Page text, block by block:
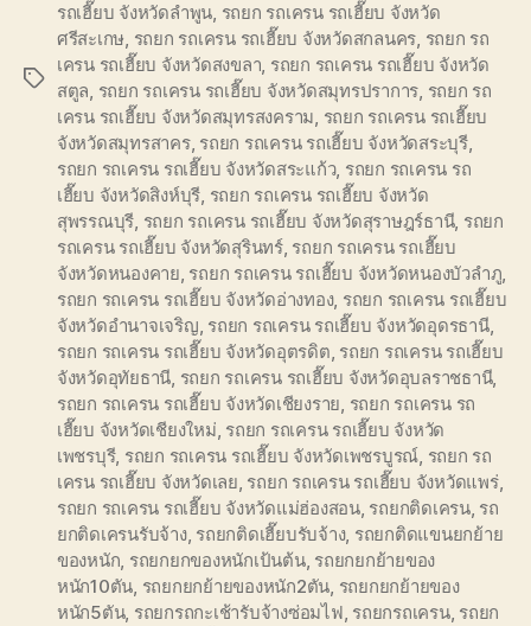
Tags
รถเฮี๊ยบ จังหวัดลำพูน, รถยก รถเครน รถเฮี๊ยบ จังหวัด
ศรีสะเกษ, รถยก รถเครน รถเฮี๊ยบ จังหวัดสกลนคร, รถยก รถ
เครน รถเฮี๊ยบ จังหวัดสงขลา, รถยก รถเครน รถเฮี๊ยบ จังหวัด
สตูล, รถยก รถเครน รถเฮี๊ยบ จังหวัดสมุทรปราการ, รถยก รถ
เครน รถเฮี๊ยบ จังหวัดสมุทรสงคราม, รถยก รถเครน รถเฮี๊ยบ
จังหวัดสมุทรสาคร, รถยก รถเครน รถเฮี๊ยบ จังหวัดสระบุรี,
รถยก รถเครน รถเฮี๊ยบ จังหวัดสระแก้ว, รถยก รถเครน รถ
เฮี๊ยบ จังหวัดสิงห์บุรี, รถยก รถเครน รถเฮี๊ยบ จังหวัด
สุพรรณบุรี, รถยก รถเครน รถเฮี๊ยบ จังหวัดสุราษฎร์ธานี, รถยก
รถเครน รถเฮี๊ยบ จังหวัดสุรินทร์, รถยก รถเครน รถเฮี๊ยบ
จังหวัดหนองคาย, รถยก รถเครน รถเฮี๊ยบ จังหวัดหนองบัวลำภู,
รถยก รถเครน รถเฮี๊ยบ จังหวัดอ่างทอง, รถยก รถเครน รถเฮี๊ยบ
จังหวัดอำนาจเจริญ, รถยก รถเครน รถเฮี๊ยบ จังหวัดอุดรธานี,
รถยก รถเครน รถเฮี๊ยบ จังหวัดอุตรดิต, รถยก รถเครน รถเฮี๊ยบ
จังหวัดอุทัยธานี, รถยก รถเครน รถเฮี๊ยบ จังหวัดอุบลราชธานี,
รถยก รถเครน รถเฮี๊ยบ จังหวัดเชียงราย, รถยก รถเครน รถ
เฮี๊ยบ จังหวัดเชียงใหม่, รถยก รถเครน รถเฮี๊ยบ จังหวัด
เพชรบุรี, รถยก รถเครน รถเฮี๊ยบ จังหวัดเพชรบูรณ์, รถยก รถ
เครน รถเฮี๊ยบ จังหวัดเลย, รถยก รถเครน รถเฮี๊ยบ จังหวัดแพร่,
รถยก รถเครน รถเฮี๊ยบ จังหวัดแม่ฮ่องสอน, รถยกติดเครน, รถ
ยกติดเครนรับจ้าง, รถยกติดเฮี๊ยบรับจ้าง, รถยกติดแขนยกย้าย
ของหนัก, รถยกยกของหนักเป้นต้น, รถยกยกย้ายของ
หนัก10ตัน, รถยกยกย้ายของหนัก2ตัน, รถยกยกย้ายของ
หนัก5ตัน, รถยกรถกะเช้ารับจ้างซ่อมไฟ, รถยกรถเครน, รถยก